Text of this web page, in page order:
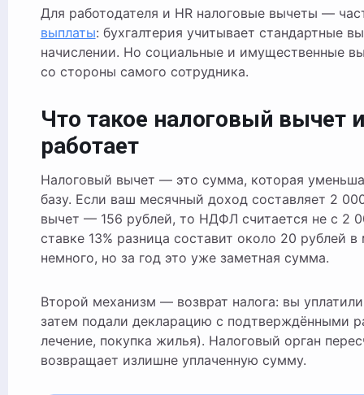
Для работодателя и HR налоговые вычеты —
выплаты: бухгалтерия учитывает стандартные
начислении. Но социальные и имущественные
со стороны самого сотрудника.
Что такое налоговый вычет
работает
Налоговый вычет — это сумма, которая
базу. Если ваш месячный доход составляет 2
вычет — 156 рублей, то НДФЛ считается не с 2
ставке 13% разница составит около 20 рублей
немного, но за год это уже заметная сумма.
Второй механизм — возврат налога: вы
затем подали декларацию с подтверждёнными
лечение, покупка жилья). Налоговый орган
возвращает излишне уплаченную сумму.